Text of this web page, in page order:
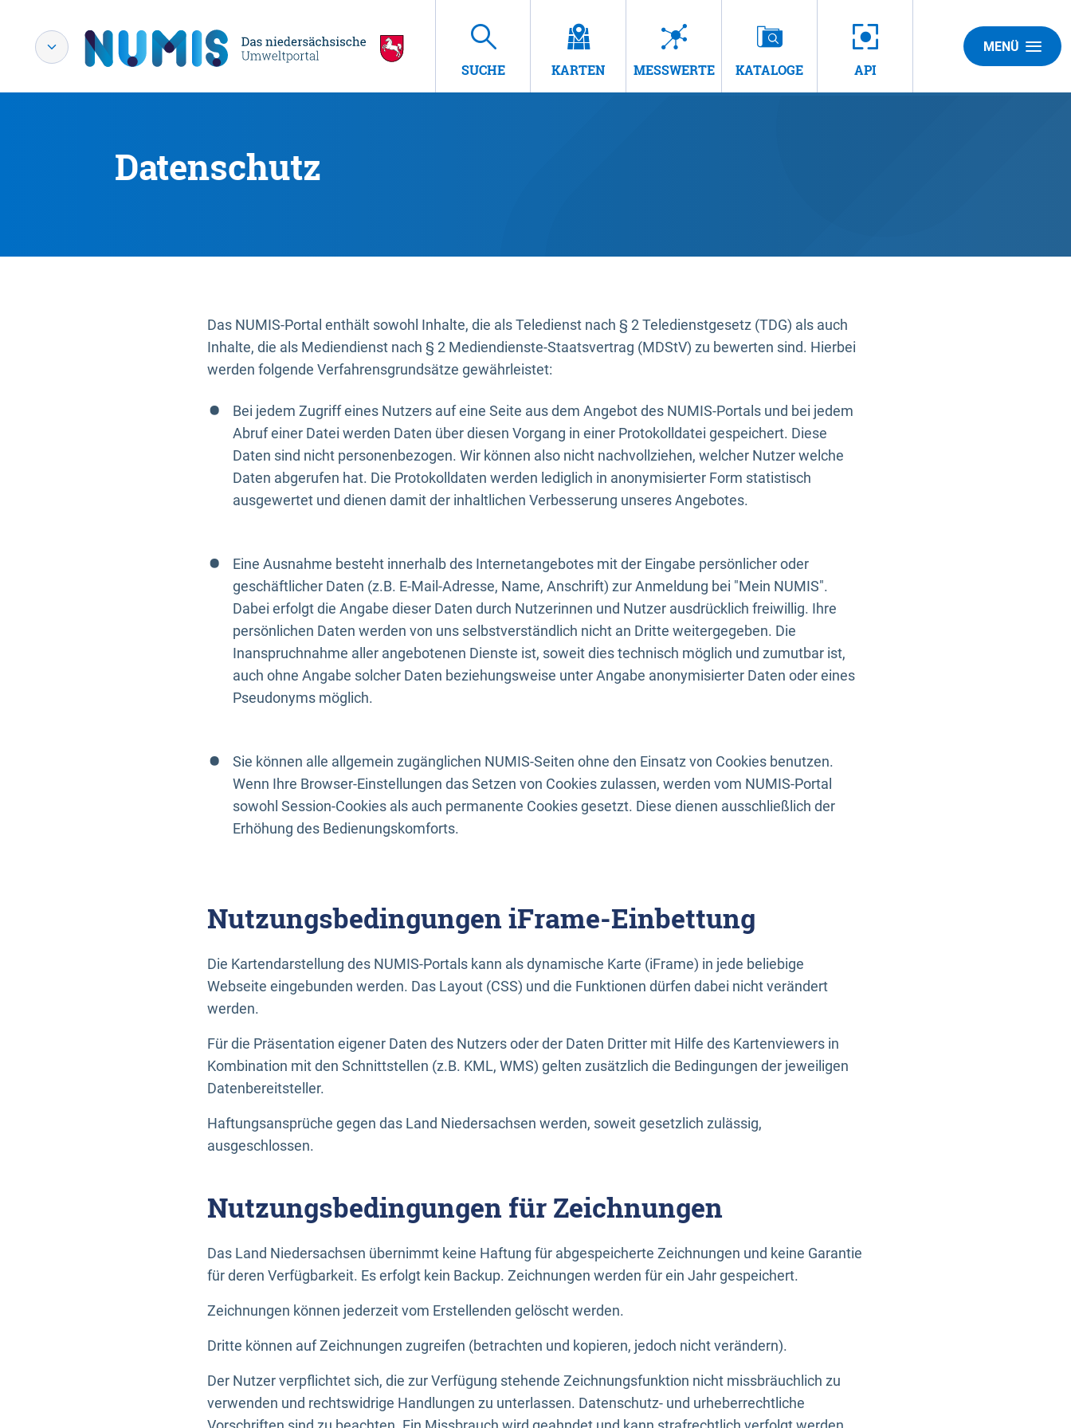
SUCHE KARTEN MESSWERTE KATALOGE API
MENÜ
Datenschutz
Das NUMIS-Portal enthält sowohl Inhalte, die als Teledienst nach § 2 Teledienstgesetz (TDG) als auch
Inhalte, die als Mediendienst nach § 2 Mediendienste-Staatsvertrag (MDStV) zu bewerten sind. Hierbei
werden folgende Verfahrensgrundsätze gewährleistet:
Bei jedem Zugriff eines Nutzers auf eine Seite aus dem Angebot des NUMIS-Portals und bei jedem
Abruf einer Datei werden Daten über diesen Vorgang in einer Protokolldatei gespeichert. Diese
Daten sind nicht personenbezogen. Wir können also nicht nachvollziehen, welcher Nutzer welche
Daten abgerufen hat. Die Protokolldaten werden lediglich in anonymisierter Form statistisch
ausgewertet und dienen damit der inhaltlichen Verbesserung unseres Angebotes.
Eine Ausnahme besteht innerhalb des Internetangebotes mit der Eingabe persönlicher oder
geschäftlicher Daten (z.B. E-Mail-Adresse, Name, Anschrift) zur Anmeldung bei "Mein NUMIS".
Dabei erfolgt die Angabe dieser Daten durch Nutzerinnen und Nutzer ausdrücklich freiwillig. Ihre
persönlichen Daten werden von uns selbstverständlich nicht an Dritte weitergegeben. Die
Inanspruchnahme aller angebotenen Dienste ist, soweit dies technisch möglich und zumutbar ist,
auch ohne Angabe solcher Daten beziehungsweise unter Angabe anonymisierter Daten oder eines
Pseudonyms möglich.
Sie können alle allgemein zugänglichen NUMIS-Seiten ohne den Einsatz von Cookies benutzen.
Wenn Ihre Browser-Einstellungen das Setzen von Cookies zulassen, werden vom NUMIS-Portal
sowohl Session-Cookies als auch permanente Cookies gesetzt. Diese dienen ausschließlich der
Erhöhung des Bedienungskomforts.
Nutzungsbedingungen iFrame-Einbettung
Die Kartendarstellung des NUMIS-Portals kann als dynamische Karte (iFrame) in jede beliebige
Webseite eingebunden werden. Das Layout (CSS) und die Funktionen dürfen dabei nicht verändert
werden.
Für die Präsentation eigener Daten des Nutzers oder der Daten Dritter mit Hilfe des Kartenviewers in
Kombination mit den Schnittstellen (z.B. KML, WMS) gelten zusätzlich die Bedingungen der jeweiligen
Datenbereitsteller.
Haftungsansprüche gegen das Land Niedersachsen werden, soweit gesetzlich zulässig,
ausgeschlossen.
Nutzungsbedingungen für Zeichnungen
Das Land Niedersachsen übernimmt keine Haftung für abgespeicherte Zeichnungen und keine Garantie
für deren Verfügbarkeit. Es erfolgt kein Backup. Zeichnungen werden für ein Jahr gespeichert.
Zeichnungen können jederzeit vom Erstellenden gelöscht werden.
Dritte können auf Zeichnungen zugreifen (betrachten und kopieren, jedoch nicht verändern).
Der Nutzer verpflichtet sich, die zur Verfügung stehende Zeichnungsfunktion nicht missbräuchlich zu
verwenden und rechtswidrige Handlungen zu unterlassen. Datenschutz- und urheberrechtliche